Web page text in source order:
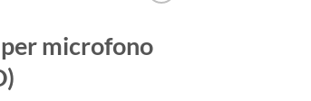
microfono